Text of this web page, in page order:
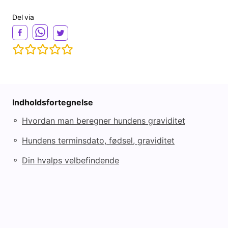
Del via
Indholdsfortegnelse
◦ Hvordan man beregner hundens graviditet
◦ Hundens terminsdato, fødsel, graviditet
◦ Din hvalps velbefindende